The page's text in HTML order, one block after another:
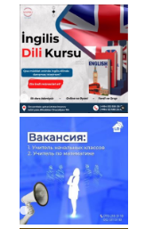
https://wa.me/